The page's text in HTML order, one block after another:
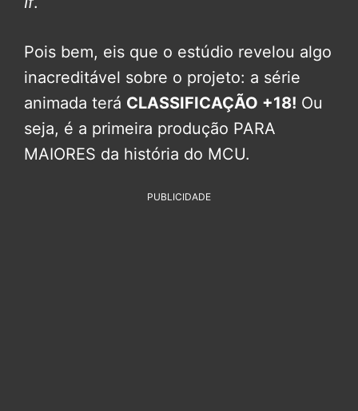
Pois bem, eis que o estúdio revelou algo
inacreditável sobre o projeto: a série
animada terá CLASSIFICAÇÃO +18! Ou
seja, é a primeira produção PARA
MAIORES da história do MCU.
PUBLICIDADE